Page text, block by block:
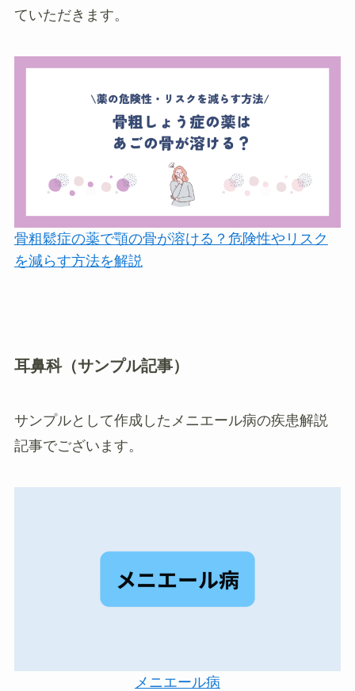
ていただきます。
骨粗鬆症の薬で顎の骨が溶ける？危険性やリスク
を減らす方法を解説
耳鼻科（サンプル記事）
サンプルとして作成したメニエール病の疾患解説
記事でございます。
メニエール病